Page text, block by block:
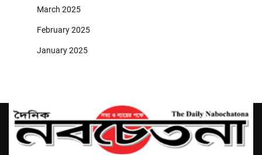
March 2025
February 2025
January 2025